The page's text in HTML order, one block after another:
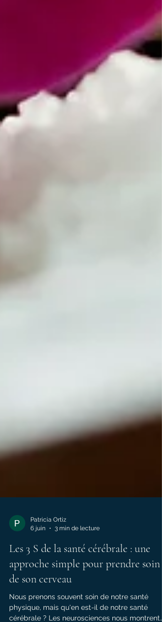
6 juin
3 min de lecture
Les 3 S de la santé cérébrale : une
approche simple pour prendre soin
de son cerveau
Nous prenons souvent soin de notre santé